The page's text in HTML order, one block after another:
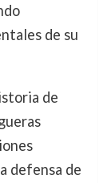
de su
de
defensa de